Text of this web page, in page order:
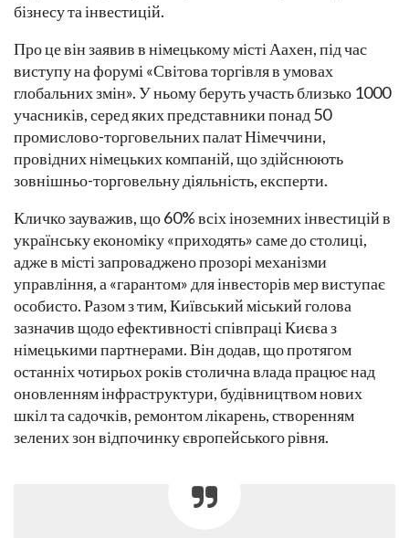
бізнесу та інвестицій.
Про це він заявив в німецькому місті Аахен, під час
виступу на форумі «Світова торгівля в умовах
глобальних змін». У ньому беруть участь близько 1000
учасників, серед яких представники понад 50
промислово-торговельних палат Німеччини,
провідних німецьких компаній, що здійснюють
зовнішньо-торговельну діяльність, експерти.
Кличко зауважив, що 60% всіх іноземних інвестицій в
українську економіку «приходять» саме до столиці,
адже в місті запроваджено прозорі механізми
управління, а «гарантом» для інвесторів мер виступає
особисто. Разом з тим, Київський міський голова
зазначив щодо ефективності співпраці Києва з
німецькими партнерами. Він додав, що протягом
останніх чотирьох років столична влада працює над
оновленням інфраструктури, будівництвом нових
шкіл та садочків, ремонтом лікарень, створенням
зелених зон відпочинку європейського рівня.